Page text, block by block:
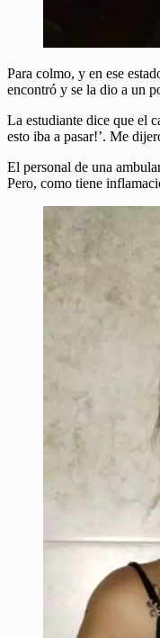
Para colmo, y en ese
encontró y se la dio a un
La estudiante dice que el
esto iba a pasar!’. Me
El personal de una
Pero, como tiene